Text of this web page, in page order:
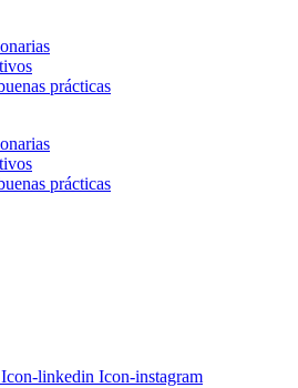
prácticas
prácticas
Icon-linkedin Icon-instagram